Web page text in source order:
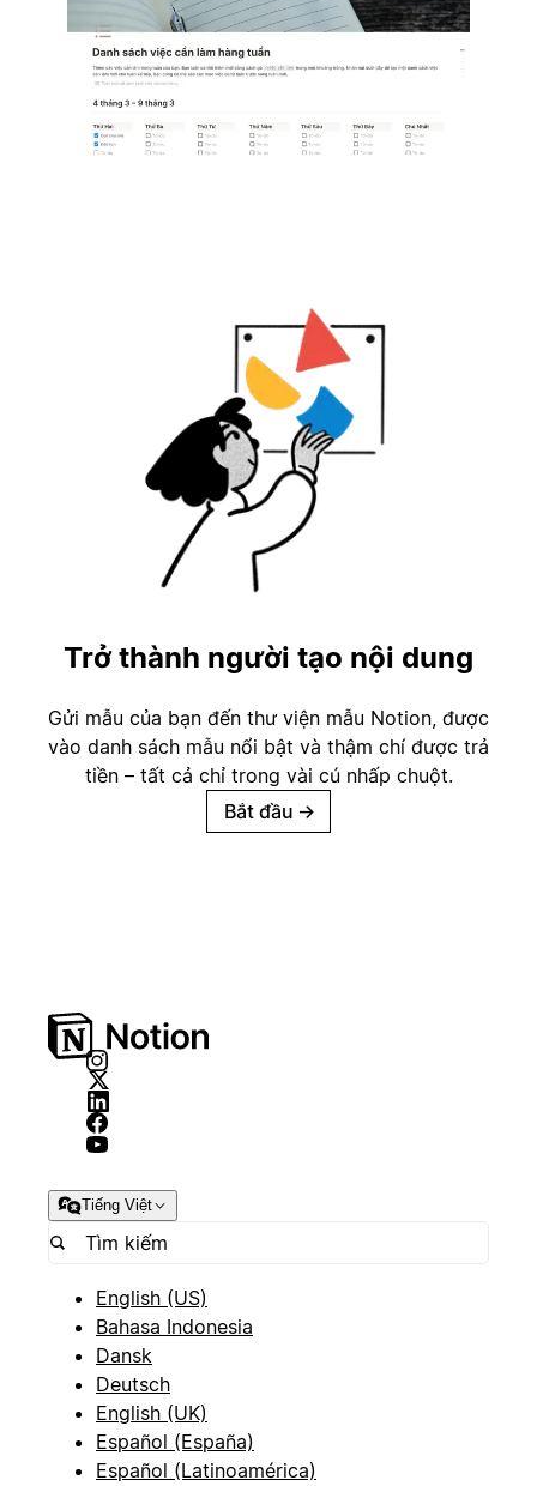
Trở thành người tạo nội dung
Gửi mẫu của bạn đến thư viện mẫu Notion, được
vào danh sách mẫu nổi bật và thậm chí được trả
tiền – tất cả chỉ trong vài cú nhấp chuột.
Bắt đầu →
Tiếng Việt
English (US)
Bahasa Indonesia
Dansk
Deutsch
English (UK)
Español (España)
Español (Latinoamérica)